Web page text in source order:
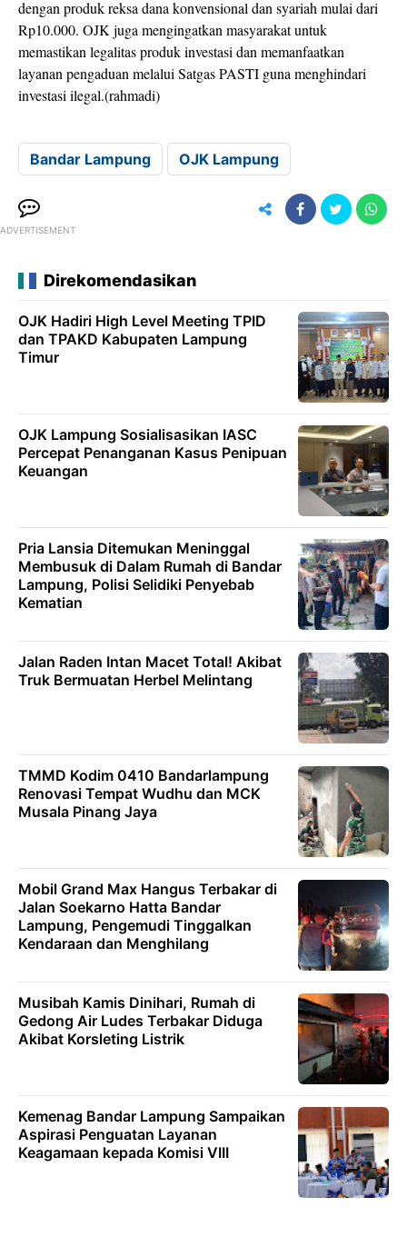
dengan produk reksa dana konvensional dan syariah mulai dari
Rp10.000. OJK juga mengingatkan masyarakat untuk
memastikan legalitas produk investasi dan memanfaatkan
layanan pengaduan melalui Satgas PASTI guna menghindari
investasi ilegal.(rahmadi)
Bandar Lampung OJK Lampung
ADVERTISEMENT
Direkomendasikan
OJK Hadiri High Level Meeting TPID
dan TPAKD Kabupaten Lampung
Timur
OJK Lampung Sosialisasikan IASC
Percepat Penanganan Kasus Penipuan
Keuangan
Pria Lansia Ditemukan Meninggal
Membusuk di Dalam Rumah di Bandar
Lampung, Polisi Selidiki Penyebab
Kematian
Jalan Raden Intan Macet Total! Akibat
Truk Bermuatan Herbel Melintang
TMMD Kodim 0410 Bandarlampung
Renovasi Tempat Wudhu dan MCK
Musala Pinang Jaya
Mobil Grand Max Hangus Terbakar di
Jalan Soekarno Hatta Bandar
Lampung, Pengemudi Tinggalkan
Kendaraan dan Menghilang
Musibah Kamis Dinihari, Rumah di
Gedong Air Ludes Terbakar Diduga
Akibat Korsleting Listrik
Kemenag Bandar Lampung Sampaikan
Aspirasi Penguatan Layanan
Keagamaan kepada Komisi VIII